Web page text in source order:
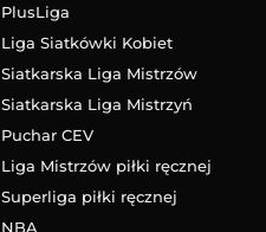
PlusLiga
Liga Siatkówki Kobiet
Siatkarska Liga Mistrzów
Siatkarska Liga Mistrzyń
Puchar CEV
Liga Mistrzów piłki ręcznej
Superliga piłki ręcznej
NBA